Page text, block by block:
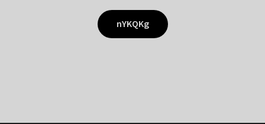
nYKQKg